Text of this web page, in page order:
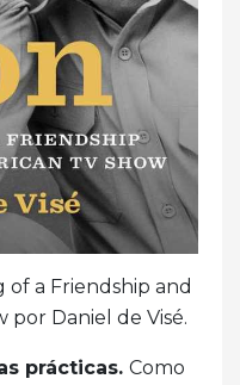
of a Friendship and
por Daniel de Visé.
prácticas. Como